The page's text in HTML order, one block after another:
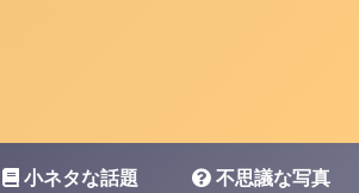
小ネタな話題 不思議な写真